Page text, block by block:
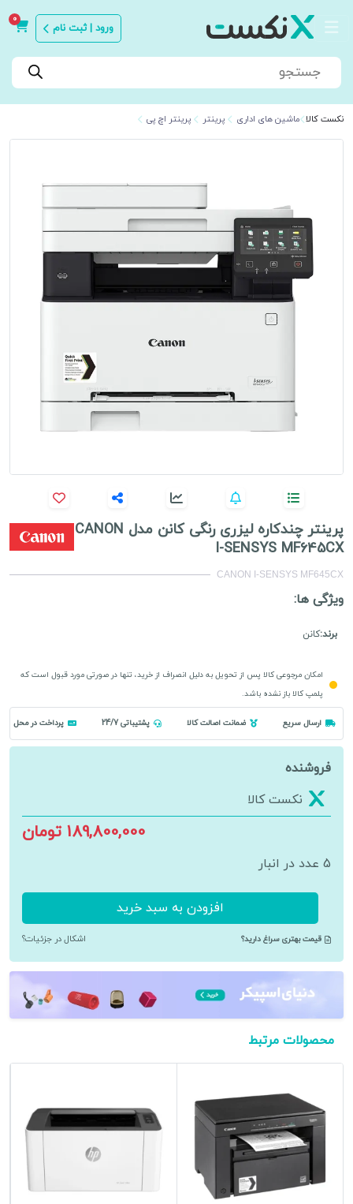
ورود | ثبت نام
0
Products
search
نکست کالا ماشین های اداری پرینتر پرینتر اچ پی
پرینتر چندکاره لیزری رنگی کانن مدل CANON
I-SENSYS MF645CX
CANON I-SENSYS MF645CX
ویژگی ها:
برند:کانن
امکان مرجوعی کالا پس از تحویل به دلیل انصراف از خرید، تنها در صورتی مورد قبول است که
پلمپ کالا باز نشده باشد.
ارسال سریع ضمانت اصالت کالا پشتیباتی 24/7 پرداخت در محل
فروشنده
نکست کالا
189,800,000 تومان
5 عدد در انبار
پرینتر
چندکاره
رنگی
کانن
i-
SENSYS
عدد
افزودن به سبد خرید
قیمت بهتری سراغ دارید؟ اشکال در جزئیات؟
محصولات مرتبط